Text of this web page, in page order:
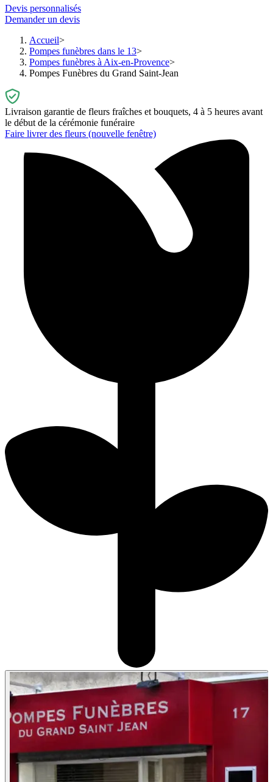
Devis personnalisés
Demander un devis
Accueil
Pompes funèbres dans le 13
Pompes funèbres à Aix-en-Provence
Pompes Funèbres du Grand Saint-Jean
Livraison garantie de fleurs fraîches et bouquets, 4 à 5 heures avant
le début de la cérémonie funéraire
Faire livrer des fleurs (nouvelle fenêtre)